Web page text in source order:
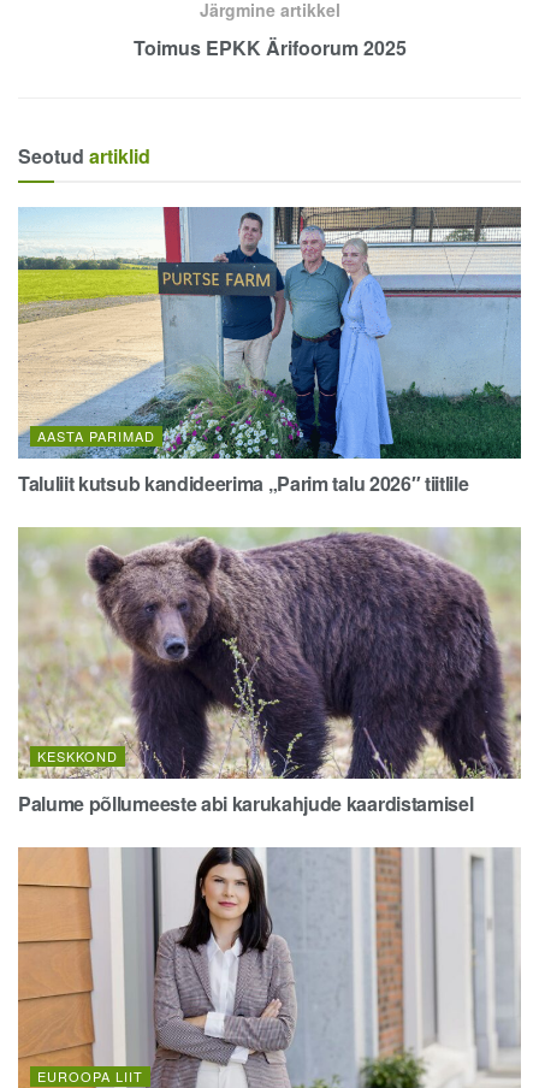
Järgmine artikkel
Toimus EPKK Ärifoorum 2025
Seotud artiklid
AASTA PARIMAD
Taluliit kutsub kandideerima „Parim talu 2026″ tiitlile
KESKKOND
Palume põllumeeste abi karukahjude kaardistamisel
EUROOPA LIIT